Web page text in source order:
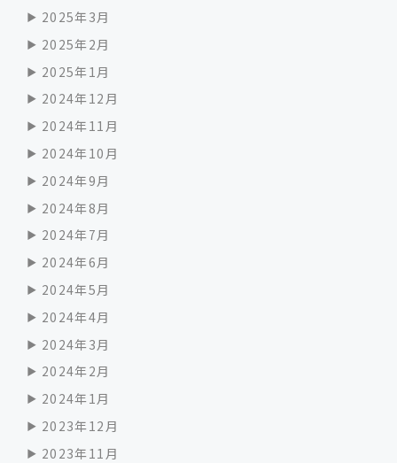
2025年3月
2025年2月
2025年1月
2024年12月
2024年11月
2024年10月
2024年9月
2024年8月
2024年7月
2024年6月
2024年5月
2024年4月
2024年3月
2024年2月
2024年1月
2023年12月
2023年11月